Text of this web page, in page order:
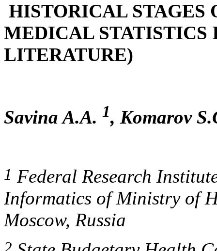
HISTORICAL STAGES
MEDICAL STATISTICS
LITERATURE)
Savina A.A. 1, Komarov
1 Federal Research
Informatics of Ministry of
Moscow, Russia